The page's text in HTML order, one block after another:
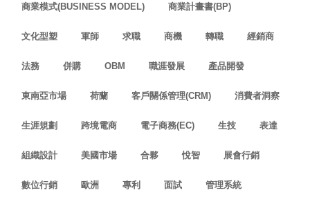
商業模式(BUSINESS MODEL) 商業計畫書(BP)
文化型塑 軍師 求職 商機 轉職 經銷商
法務 併購 OBM 職涯發展 產品開發
東南亞市場 荷蘭 客戶關係管理(CRM) 消費者洞察
生涯規劃 跨境電商 電子商務(EC) 生技 表達
組織設計 美國市場 合夥 悅智 展會行銷
數位行銷 歐洲 專利 面試 管理系統